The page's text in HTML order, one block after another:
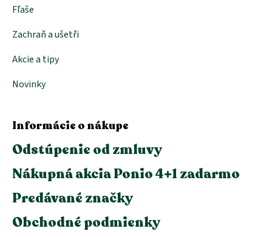
Fľaše
Zachraň a ušetři
Akcie a tipy
Novinky
Informácie o nákupe
Odstúpenie od zmluvy
Nákupná akcia Ponio 4+1 zadarmo
Predávané značky
Obchodné podmienky